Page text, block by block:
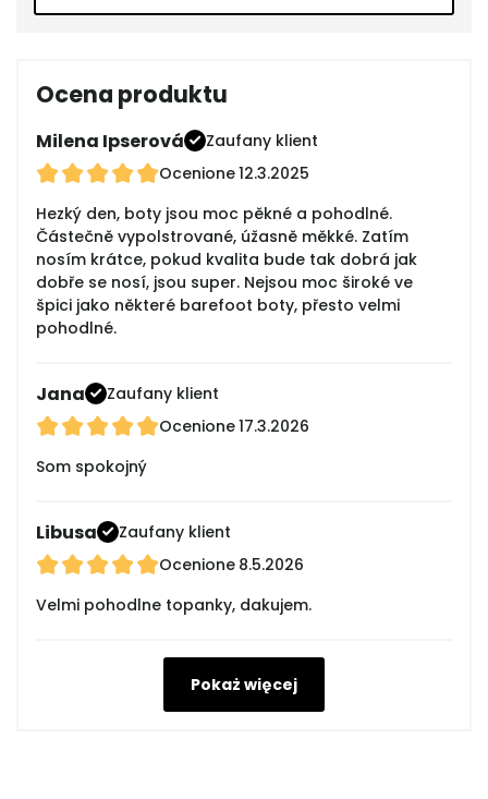
Ocena produktu
Milena Ipserová
Zaufany klient
Ocenione12.3.2025
Hezký den, boty jsou moc pěkné a pohodlné.
Částečně vypolstrované, úžasně měkké. Zatím
nosím krátce, pokud kvalita bude tak dobrá jak
dobře se nosí, jsou super. Nejsou moc široké ve
špici jako některé barefoot boty, přesto velmi
pohodlné.
Jana
Zaufany klient
Ocenione17.3.2026
Som spokojný
Libusa
Zaufany klient
Ocenione 8.5.2026
Velmi pohodlne topanky, dakujem.
Pokaż więcej